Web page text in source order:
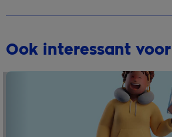
Ook interessant